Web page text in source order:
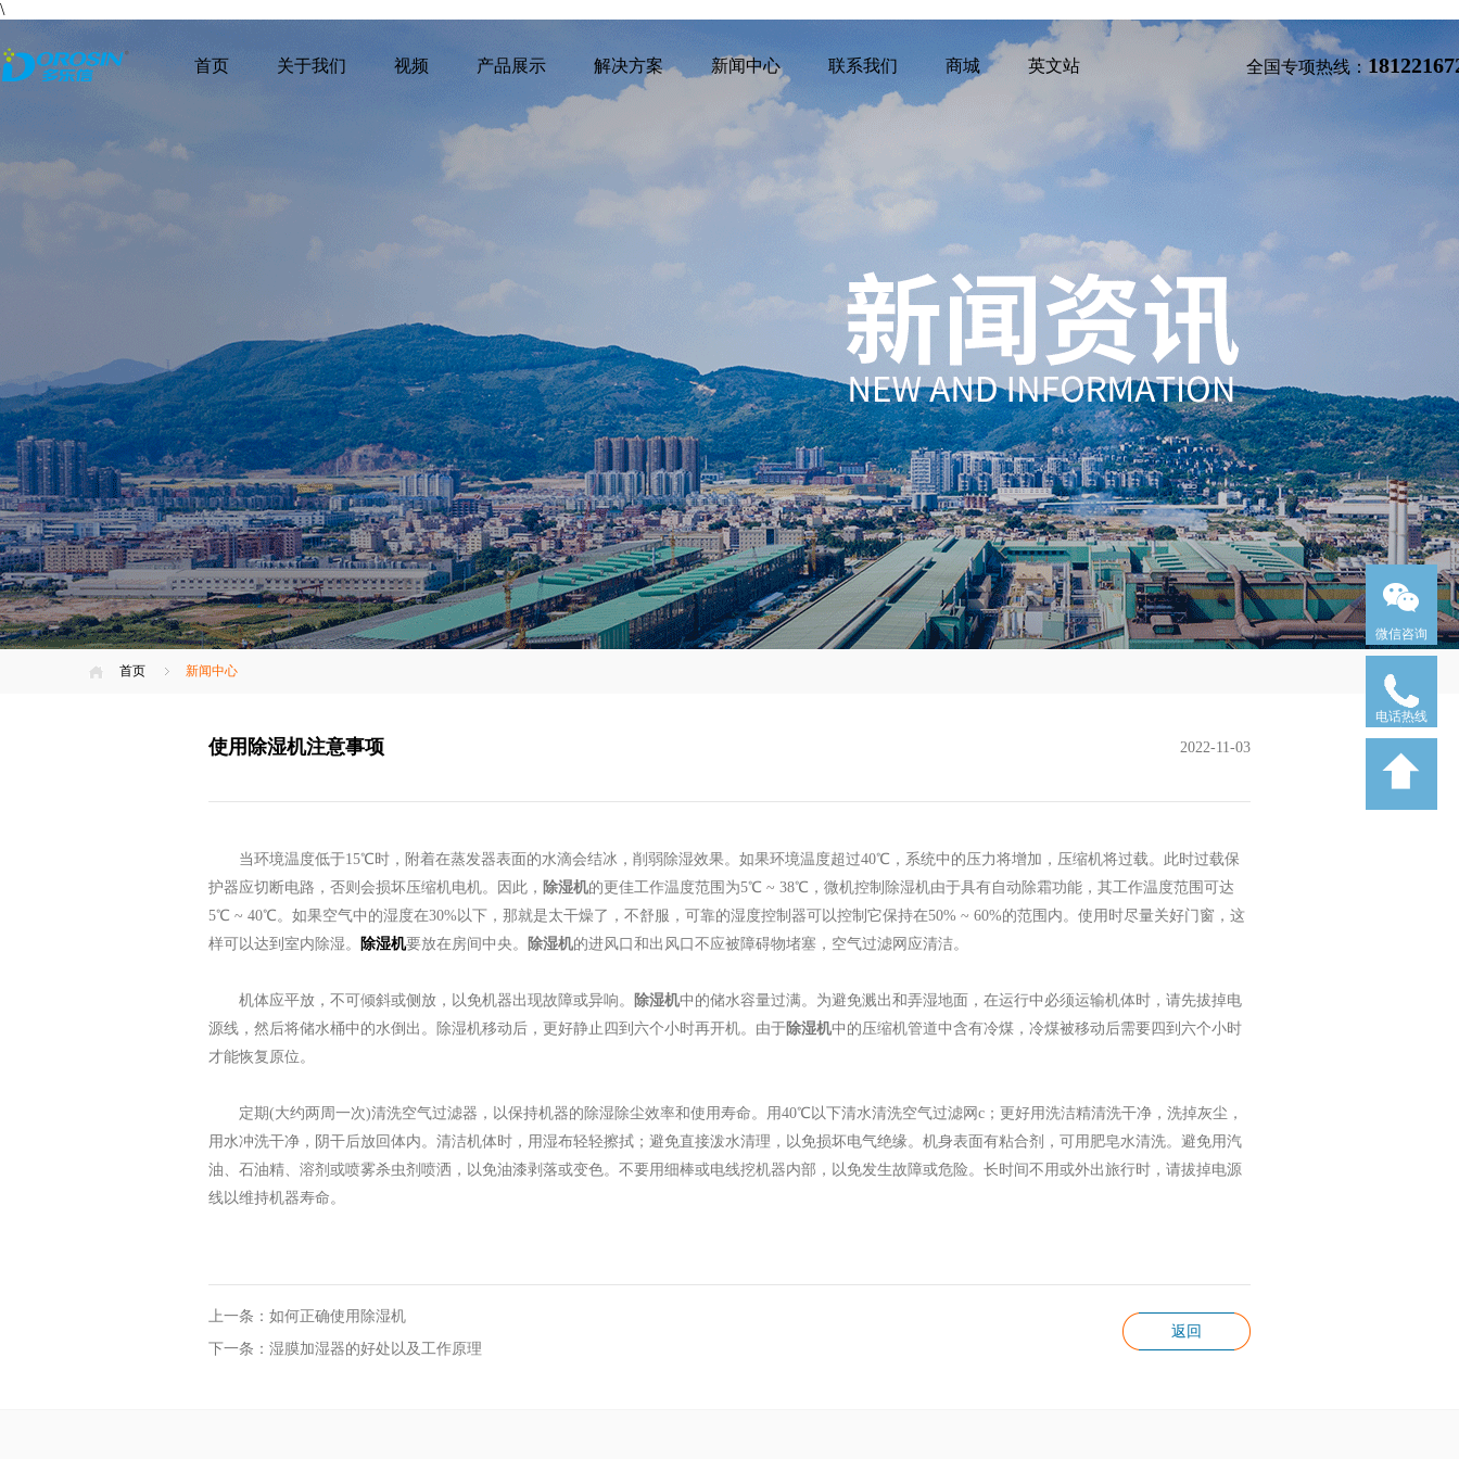
\
首页 关于我们 视频 产品展示 解决方案 新闻中心 联系我们 商城 英文站 全国专项热线：
首页 新闻中心
使用除湿机注意事项 2022-11-03
当环境温度低于15℃时，附着在蒸发器表面的水滴会结冰，削弱除湿效果。如果环境温度超过40℃，系统中的压力将增加，压缩机将过载。此时过载保
护器应切断电路，否则会损坏压缩机电机。因此， 除湿机的更佳工作温度范围为5℃ ~ 38℃，微机控制除湿机由于具有自动除霜功能，其工作温度范围可达
5℃ ~ 40℃。如果空气中的湿度在30%以下，那就是太干燥了，不舒服，可靠的湿度控制器可以控制它保持在50% ~ 60%的范围内。使用时尽量关好门窗，这
样可以达到室内除湿。
除湿机要放在房间中央。 除湿机的进风口和出风口不应被障碍物堵塞，空气过滤网应清洁。
机体应平放，不可倾斜或侧放，以免机器出现故障或异响。 除湿机中的储水容量过满。为避免溅出和弄湿地面，在运行中必须运输机体时，请先拔掉电
源线，然后将储水桶中的水倒出。除湿机移动后，更好静止四到六个小时再开机。由于除湿机中的压缩机管道中含有冷煤，冷煤被移动后需要四到六个小时
才能恢复原位。
定期(大约两周一次)清洗空气过滤器，以保持机器的除湿除尘效率和使用寿命。用40℃以下清水清洗空气过滤网c；更好用洗洁精清洗干净，洗掉灰尘，
用水冲洗干净，阴干后放回体内。清洁机体时，用湿布轻轻擦拭；避免直接泼水清理，以免损坏电气绝缘。机身表面有粘合剂，可用肥皂水清洗。避免用汽
油、石油精、溶剂或喷雾杀虫剂喷洒，以免油漆剥落或变色。不要用细棒或电线挖机器内部，以免发生故障或危险。长时间不用或外出旅行时，请拔掉电源
线以维持机器寿命。
上一条：如何正确使用除湿机
下一条：湿膜加湿器的好处以及工作原理
返回
微信咨询
电话热线